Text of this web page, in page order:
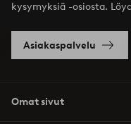
kysymyksiä -osiosta.
Asiakaspalvelu
Omat sivut